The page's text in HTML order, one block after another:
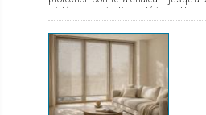
rejetée en application extérieure. Une
l’éblouissement due à son tissage en
bonne transparence pour une vision
maintien de la lumière naturelle
aux stores ZIP grâce notamment à
dimensionnelle, permet au tissu
solution durable, esthétique et
version totalement occultante, le
parfaite harmonie des façades.